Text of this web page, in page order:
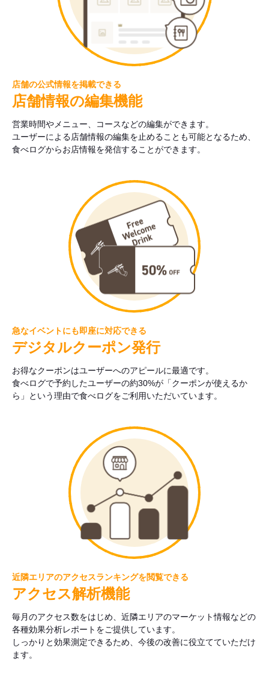
店舗の公式情報を掲載できる
店舗情報の編集機能
営業時間やメニュー、コースなどの編集ができます。
ユーザーによる店舗情報の編集を止めることも可能となるため、
食べログからお店情報を発信することができます。
急なイベントにも即座に対応できる
デジタルクーポン発行
お得なクーポンはユーザーへのアピールに最適です。
食べログで予約したユーザーの約30%が「クーポンが使えるか
ら」という理由で食べログをご利用いただいています。
近隣エリアのアクセスランキングを閲覧できる
アクセス解析機能
毎月のアクセス数をはじめ、近隣エリアのマーケット情報などの
各種効果分析レポートをご提供しています。
しっかりと効果測定できるため、今後の改善に役立てていただけ
ます。